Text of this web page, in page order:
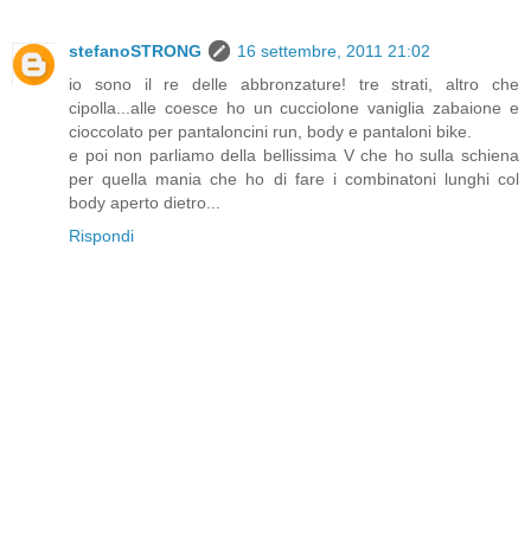
stefanoSTRONG
16 settembre, 2011 21:02
io sono il re delle abbronzature! tre strati, altro che
cipolla...alle coesce ho un cucciolone vaniglia zabaione e
cioccolato per pantaloncini run, body e pantaloni bike.
e poi non parliamo della bellissima V che ho sulla schiena
per quella mania che ho di fare i combinatoni lunghi col
body aperto dietro...
Rispondi